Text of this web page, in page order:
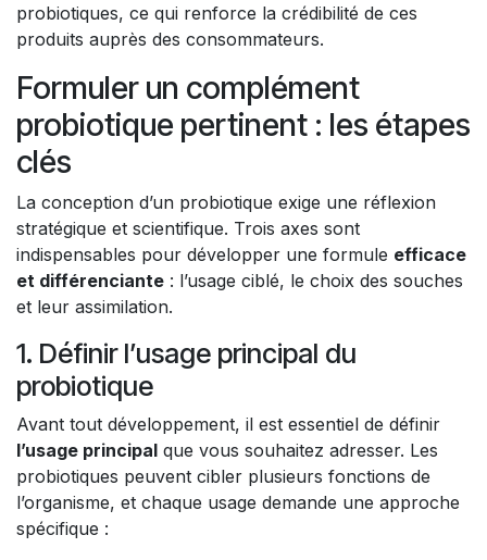
probiotiques, ce qui renforce la crédibilité de ces
produits auprès des consommateurs.
Formuler un complément
probiotique pertinent : les étapes
clés
La conception d’un probiotique exige une réflexion
stratégique et scientifique. Trois axes sont
indispensables pour développer une formule efficace
et différenciante : l’usage ciblé, le choix des souches
et leur assimilation.
1. Définir l’usage principal du
probiotique
Avant tout développement, il est essentiel de définir
l’usage principal que vous souhaitez adresser. Les
probiotiques peuvent cibler plusieurs fonctions de
l’organisme, et chaque usage demande une approche
spécifique :